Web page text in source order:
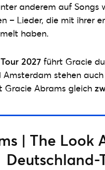
anderem auf Songs
– Lieder, die mit ihrer
haben.
2027 führt Gracie
Amsterdam stehen
Gracie Abrams gleich
| The Look
Deutschland-